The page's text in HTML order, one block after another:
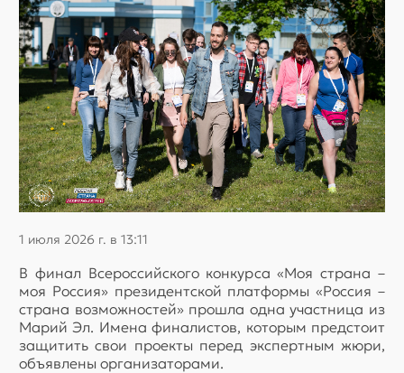
1 июля 2026 г. в 13:11
В финал Всероссийского конкурса «Моя страна –
моя Россия» президентской платформы «Россия –
страна возможностей» прошла одна участница из
Марий Эл. Имена финалистов, которым предстоит
защитить свои проекты перед экспертным жюри,
объявлены организаторами.